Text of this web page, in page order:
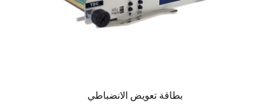
بطاقة تعويض الانضباطي